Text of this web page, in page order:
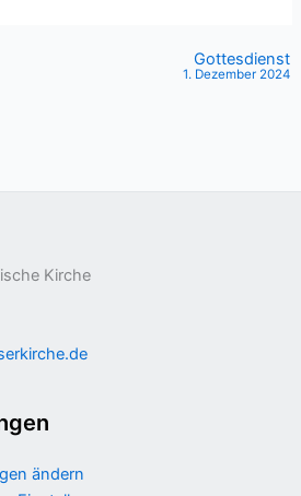
Gottesdienst
1. Dezember 2024
Kirche
ändern